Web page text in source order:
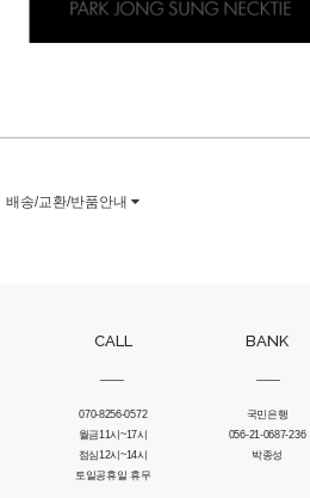
배송/교환/반품안내
CALL
070-8256-0572
월금11시~17시
점심12시~14시
토일공휴일 휴무
BANK
국민은행
056-21-0687-236
박종성